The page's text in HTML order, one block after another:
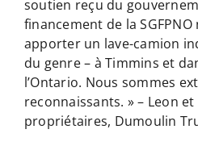
soutien reçu du
financement de la SGFPNO
apporter un lave-camion
du genre – à Timmins et
l’Ontario. Nous sommes
reconnaissants. » – Leon
propriétaires, Dumoulin